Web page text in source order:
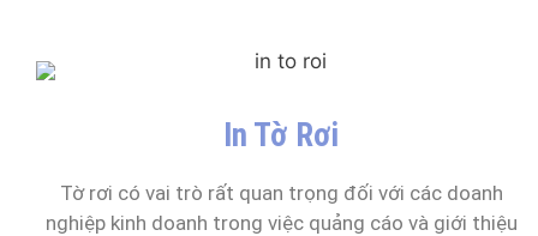
In Tờ Rơi
Tờ rơi có vai trò rất quan trọng đối với các doanh
nghiệp kinh doanh trong việc quảng cáo và giới thiệu